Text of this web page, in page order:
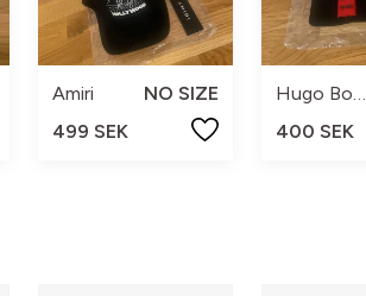
Amiri
NO SIZE
499 SEK
Hugo Boss
400 SEK